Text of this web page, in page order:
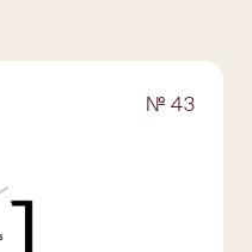
№ 43